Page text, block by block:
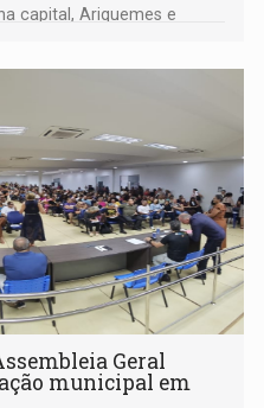
capital, Ariquemes e
Geral
municipal em